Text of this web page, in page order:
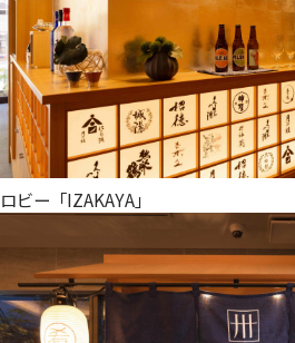
ロビー「IZAKAYA」